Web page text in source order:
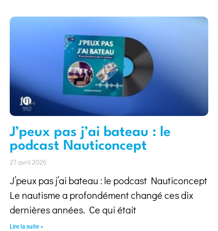
J’peux pas j’ai bateau : le
podcast Nauticoncept
27 avril 2026
J’peux pas j’ai bateau : le podcast Nauticoncept
Le nautisme a profondément changé ces dix
dernières années. Ce qui était
Lire la suite »